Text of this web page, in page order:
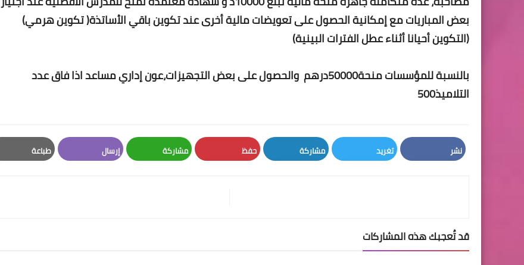
بعض المباريات مع إمكانية الحصول على تعويضات مالية أخرى عند تكوين باقي الأساتذة( تكوين هرمي)
(التكوين أحيانا أثناء عطل الفترات البينية)
بالنسبة للمؤسسات منحة50000درهم والحصول على بعض التجهيزات،عون إداري مساعد اذا فاق عدد
التلاميذ500
نشر تغريد مشاركة حفظ مشاركة إرسال طباعة
قد تُعجبك هذه المشاركات